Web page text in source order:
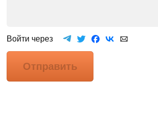
Войти через
Отправить